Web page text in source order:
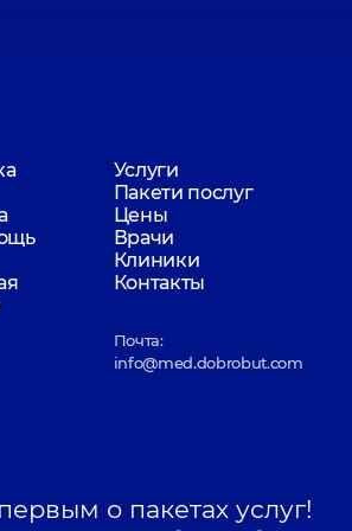
Эндокринолог; Врач ультразвуковой
Иванова Инна Викторовна
Услуги
Пакети послуг
Цены
Врачи
Клиники
Контакты
Почта:
info@med.dobrobut.com
о пакетах услуг!